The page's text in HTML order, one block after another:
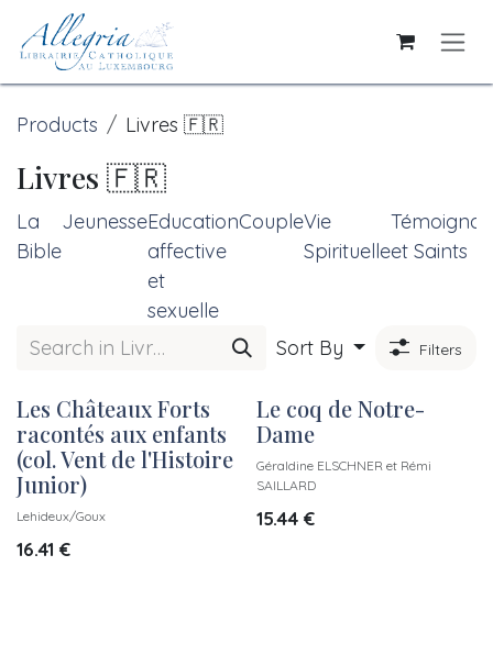
Skip to Content
Products Livres 🇫🇷
Livres 🇫🇷
La
Bible
JeunesseEducation
affective
et
sexuelle
CoupleVie
Spirituelleet Saints
Sort By Filters
New!
Les Châteaux Forts
racontés aux enfants
(col. Vent de l'Histoire
Junior)
Lehideux/Goux
16.41 €
New!
Le coq de Notre-
Dame
Géraldine ELSCHNER et Rémi
SAILLARD
15.44€